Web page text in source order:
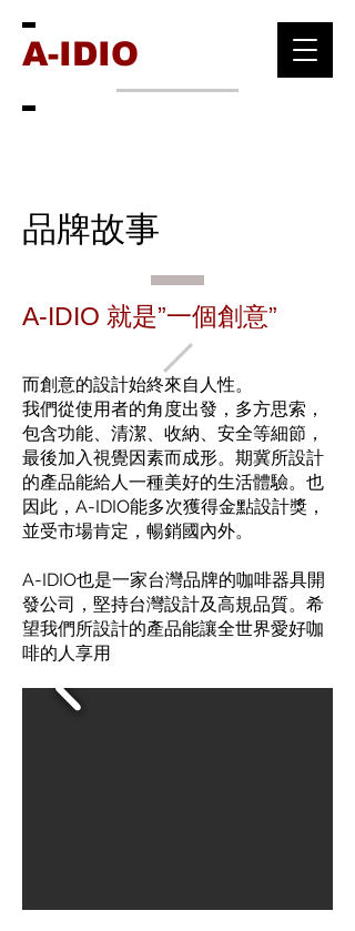
A-IDIO
品牌故事
A-IDIO 就是”一個創意”
而創意的設計始終來自人性。
我們從使用者的角度出發，多方思索，
包含功能、清潔、收納、安全等細節，
最後加入視覺因素而成形。期冀所設計
的產品能給人一種美好的生活體驗。也
因此，A-IDIO能多次獲得金點設計獎，
並受市場肯定，暢銷國內外。
A-IDIO也是一家台灣品牌的咖啡器具開
發公司，堅持台灣設計及高規品質。希
望我們所設計的產品能讓全世界愛好咖
啡的人享用